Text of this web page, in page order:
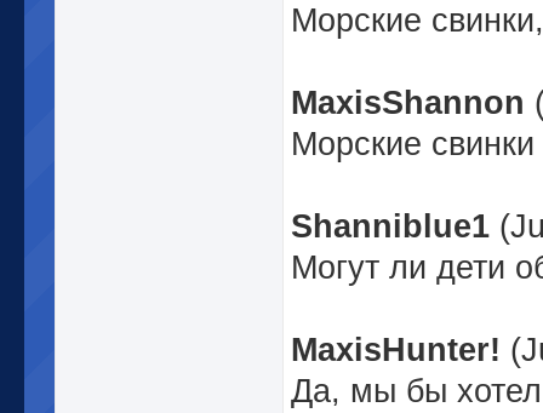
Морские
MaxisShannon
Морские
Shanniblue1
Могут ли дети
MaxisHunter!
Да, мы бы